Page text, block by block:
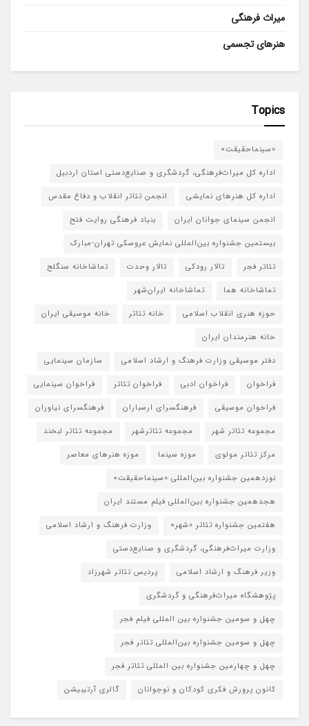
میراث فرهنگی
هنرهای تجسمی
Topics
«سینماحقیقت»
اداره کل میراث‌فرهنگی، گردشگری و صنایع‌دستی استان اردبیل
اداره کل هنرهای نمایشی
انجمن تئاتر انقلاب و دفاع مقدس
انجمن سینمای جوانان ایران
بنیاد فرهنگی روایت فتح
بیستمین جشنواره بین‌المللی نمایش عروسکی تهران-مبارک
تئاتر فجر
تالار رودکی تالار وحدت
تماشاخانه سنگلج
تماشاخانه هما
تماشاخانه‌ ایران‌شهر
حوزه هنری انقلاب اسلامی
خانه تئاتر
خانه موسیقی ایران
خانه هنرمندان ایران
دفتر موسیقی وزارت فرهنگ و ارشاد اسلامی
سازمان سینمایی
فراخوان
فراخوان ادبی فراخوان تئاتر
فراخوان سینمایی
فراخوان موسیقی
فرهنگسرای ارسباران
فرهنگسرای نیاوران
مجموعه تئاتر شهر
مجموعه تئاترشهر
مجموعه تئاتر لبخند
مرکز تئاتر مولوی
موزه سینما
موزه هنرهای معاصر
نوزدهمین جشنواره بین‌المللی «سینماحقیقت»
هجدهمین جشنواره بین‌المللی فیلم مستند ایران
هفتمین جشنواره تئاتر «شهر»
وزارت فرهنگ و ارشاد اسلامی
وزارت میراث‌فرهنگی، گردشگری و صنایع‌دستی
وزیر فرهنگ و ارشاد اسلامی
پردیس تئاتر شهرزاد
پژوهشگاه میراث‌فرهنگی و گردشگری
چهل و سومین جشنواره بین المللی فیلم فجر
چهل و سومین جشنواره بین‌المللی تئاتر فجر
چهل و چهارمین جشنواره بین المللی تئاتر فجر
کانون پرورش فکری کودکان و نوجوانان
گالری آرتیبیشن